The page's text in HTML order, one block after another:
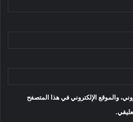
والموقع الإلكتروني في هذا المتصفح